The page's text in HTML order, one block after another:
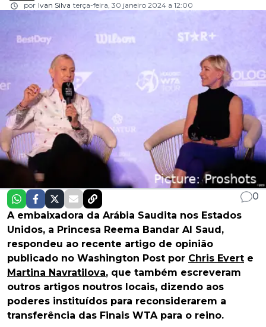
por Ivan Silva terça-feira, 30 janeiro 2024 a 12:00
0
A embaixadora da Arábia Saudita nos Estados
Unidos, a Princesa Reema Bandar Al Saud,
respondeu ao recente artigo de opinião
publicado no Washington Post por Chris Evert e
Martina Navratilova, que também escreveram
outros artigos noutros locais, dizendo aos
poderes instituídos para reconsiderarem a
transferência das Finais WTA para o reino.